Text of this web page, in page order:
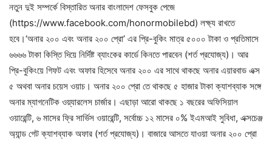
নতুন দুই সম্পর্কে বিস্তারিত অনার বাংলাদেশ ফেসবুক পেজে
(https://www.facebook.com/honormobilebd) লক্ষ্য রাখতে
হবে।‘অনার ২০০ এবং অনার ২০০ প্রো’ এর প্রি-বুকিং মাত্র ৫০০০ টাকা ও প্রতিমাসে
৬৬৬৬ টাকা কিস্তি দিয়ে নির্দিষ্ট ব্যাংকের কার্ডে কিনতে পারবেন (শর্ত প্রযোজ্য)। আর
প্রি-বুকিংয়ে গিফট এবং অফার হিসেবে অনার ২০০ এর সাথে থাকছে অনার এয়ারবাড এক্স
৫ অথবা অনার চয়েস ওয়াচ। অনার ২০০ প্রো তে থাকছে ৫ হাজার টাকা ক্যাশব্যাক সঙ্গে
অনার ম্যাগনেটিক ওয়্যারলেস চার্জার। এছাড়া আরো থাকছে ১ বছরের অফিসিয়াল
ওয়ারেন্টি, ৬ মাসের ফ্রি সার্ভিস ওয়ারেন্টি, সর্বোচ্চ ১২ মাসের ০% ইএমআই সুবিধা, এক্সচেঞ্জ
অ্যান্ড গেট ক্যাশব্যাক অফার (শর্ত প্রযোজ্য)। বাজারে আসতে যাওয়া অনার ২০০ প্রো